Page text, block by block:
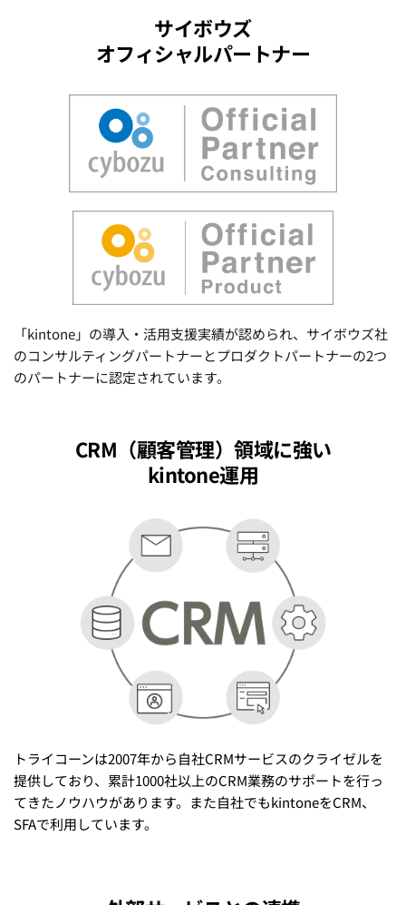
サイボウズ
オフィシャルパートナー
「kintone」の導入・活用支援実績が認められ、サイボウズ社
のコンサルティングパートナーとプロダクトパートナーの2つ
のパートナーに認定されています。
CRM（顧客管理）領域に強い
kintone運用
トライコーンは2007年から自社CRMサービスのクライゼルを
提供しており、累計1000社以上のCRM業務のサポートを行っ
てきたノウハウがあります。また自社でもkintoneをCRM、
SFAで利用しています。